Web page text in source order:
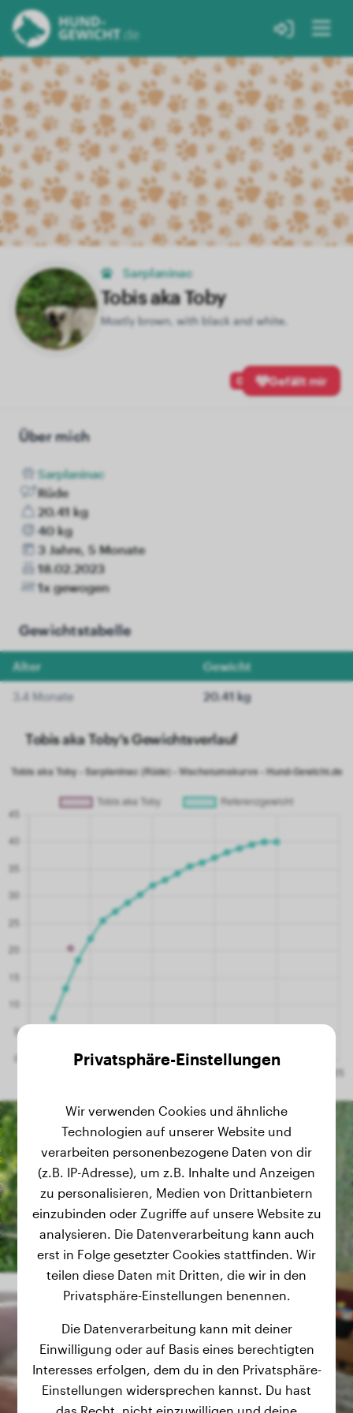
Sarplaninac
Tobis aka Toby
Mostly brown, with black and white.
0 Gefällt mir
Über mich
Sarplaninac
Rüde
20.41 kg
40 kg
3 Jahre, 5 Monate
18.02.2023
1x gewogen
Gewichtstabelle
Alter Gewicht
3.4 Monate 20.41 kg
Tobis aka Toby's Gewichtsverlauf
Privatsphäre-Einstellungen
Wir verwenden Cookies und ähnliche
Technologien auf unserer Website und
verarbeiten personenbezogene Daten von dir
(z.B. IP-Adresse), um z.B. Inhalte und Anzeigen
zu personalisieren, Medien von Drittanbietern
einzubinden oder Zugriffe auf unsere Website zu
analysieren. Die Datenverarbeitung kann auch
erst in Folge gesetzter Cookies stattfinden. Wir
teilen diese Daten mit Dritten, die wir in den
Privatsphäre-Einstellungen benennen.
Die Datenverarbeitung kann mit deiner
Einwilligung oder auf Basis eines berechtigten
Interesses erfolgen, dem du in den Privatsphäre-
Einstellungen widersprechen kannst. Du hast